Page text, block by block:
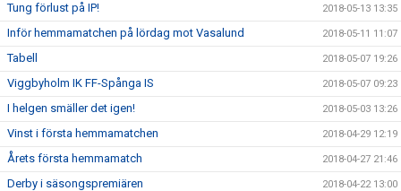
Tung förlust på IP! 2018-05-13 13:35
Inför hemmamatchen på lördag mot Vasalund 2018-05-11 11:07
Tabell 2018-05-07 19:26
Viggbyholm IK FF-Spånga IS 2018-05-07 09:23
I helgen smäller det igen! 2018-05-03 13:26
Vinst i första hemmamatchen 2018-04-29 12:19
Årets första hemmamatch 2018-04-27 21:46
Derby i säsongspremiären 2018-04-22 13:00